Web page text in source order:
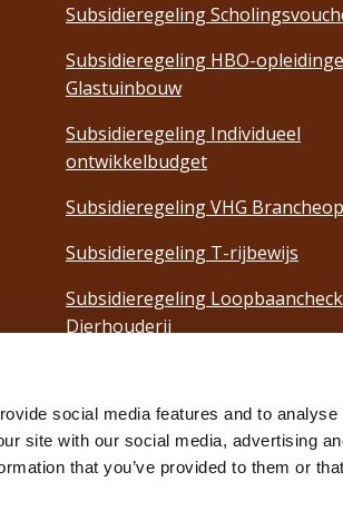
social media features and to analyse
site with our social media, advertising
that you’ve provided to them or that
Subsidieregeling
Subsidieregeling HBO-
Glastuinbouw
Subsidieregeling Individueel
ontwikkelbudget
Subsidieregeling VHG
Subsidieregeling T-rijbewijs
Subsidieregeling Loopbaancheck
Dierhouderij